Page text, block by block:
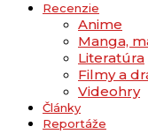
Recenzie
Anime
Manga,
Literatúra
Filmy a
Videohry
Články
Reportáže